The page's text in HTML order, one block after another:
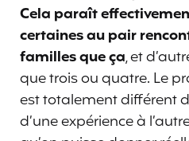
Cela paraît
certaines au pair
familles que ça, et
que trois ou quatre. Le
est totalement différent
d’une expérience à